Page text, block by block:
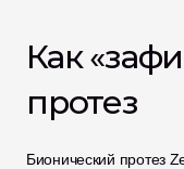
Как
протез
Бионический протез